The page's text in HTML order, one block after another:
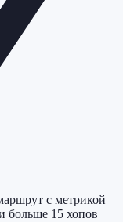
с метрикой
больше 15 хопов